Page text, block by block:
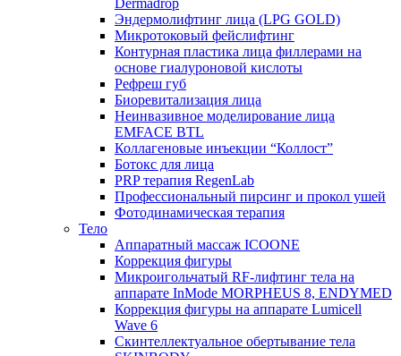
Dermadrop
Эндермолифтинг лица (LPG GOLD)
Микротоковый фейслифтинг
Контурная пластика лица филлерами на
основе гиалуроновой кислоты
Рефреш губ
Биоревитализация лица
Неинвазивное моделирование лица
EMFACE BTL
Коллагеновые инъекции “Коллост”
Ботокс для лица
PRP терапия RegenLab
Профессиональный пирсинг и прокол ушей
Фотодинамическая терапия
Тело
Аппаратный массаж ICOONE
Коррекция фигуры
Микроигольчатый RF-лифтинг тела на
аппарате InMode MORPHEUS 8, ENDYMED
Коррекция фигуры на аппарате Lumicell
Wave 6
Скинтеллектуальное обертывание тела